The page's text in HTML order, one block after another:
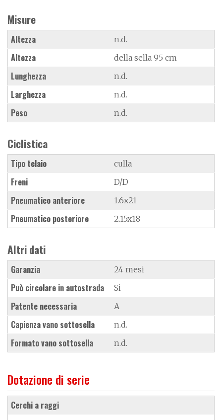
Misure
Altezza n.d.
Altezza della sella 95 cm
Lunghezza n.d.
Larghezza n.d.
Peso n.d.
Ciclistica
Tipo telaio culla
Freni D/D
Pneumatico anteriore 1.6x21
Pneumatico posteriore 2.15x18
Altri dati
Garanzia 24 mesi
Può circolare in autostrada Si
Patente necessaria A
Capienza vano sottosella n.d.
Formato vano sottosella n.d.
Dotazione di serie
cerchi a raggi